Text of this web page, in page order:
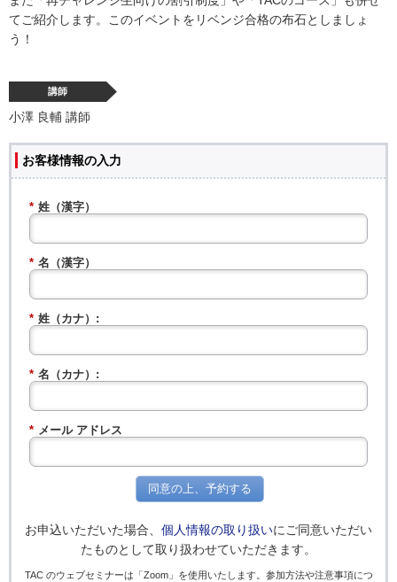
てご紹介します。このイベントをリベンジ合格の布石としましょ
う！
講師
小澤 良輔 講師
お客様情報の入力
* 姓（漢字）
* 名（漢字）
* 姓（カナ）:
* 名（カナ）:
* メール アドレス
同意の上、予約する
お申込いただいた場合、 個人情報の取り扱いにご同意いただい
たものとして取り扱わせていただきます。
TAC のウェブセミナーは「Zoom」を使用いたします。参加方法や注意事項につ